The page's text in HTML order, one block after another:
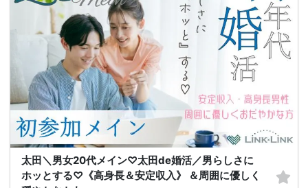
太田＼男女20代メイン♡太田de婚活／男らしさに
ホッとする♡《高身長＆安定収入》 ＆周囲に優しく